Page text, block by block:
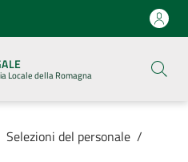
Locale della Romagna
Selezioni del personale /